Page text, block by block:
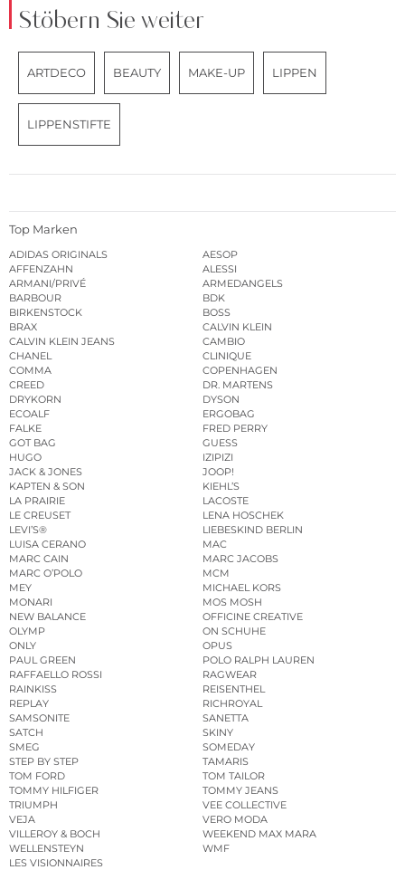
Stöbern Sie weiter
ARTDECO BEAUTY MAKE-UP LIPPEN
LIPPENSTIFTE
Top Marken
ADIDAS ORIGINALS
AESOP
AFFENZAHN
ALESSI
ARMANI/PRIVÉ
ARMEDANGELS
BARBOUR
BDK
BIRKENSTOCK
BOSS
BRAX
CALVIN KLEIN
CALVIN KLEIN JEANS
CAMBIO
CHANEL
CLINIQUE
COMMA
COPENHAGEN
CREED
DR. MARTENS
DRYKORN
DYSON
ECOALF
ERGOBAG
FALKE
FRED PERRY
GOT BAG
GUESS
HUGO
IZIPIZI
JACK & JONES
JOOP!
KAPTEN & SON
KIEHL’S
LA PRAIRIE
LACOSTE
LE CREUSET
LENA HOSCHEK
LEVI’S®
LIEBESKIND BERLIN
LUISA CERANO
MAC
MARC CAIN
MARC JACOBS
MARC O’POLO
MCM
MEY
MICHAEL KORS
MONARI
MOS MOSH
NEW BALANCE
OFFICINE CREATIVE
OLYMP
ON SCHUHE
ONLY
OPUS
PAUL GREEN
POLO RALPH LAUREN
RAFFAELLO ROSSI
RAGWEAR
RAINKISS
REISENTHEL
REPLAY
RICHROYAL
SAMSONITE
SANETTA
SATCH
SKINY
SMEG
SOMEDAY
STEP BY STEP
TAMARIS
TOM FORD
TOM TAILOR
TOMMY HILFIGER
TOMMY JEANS
TRIUMPH
VEE COLLECTIVE
VEJA
VERO MODA
VILLEROY & BOCH
WEEKEND MAX MARA
WELLENSTEYN
WMF
LES VISIONNAIRES